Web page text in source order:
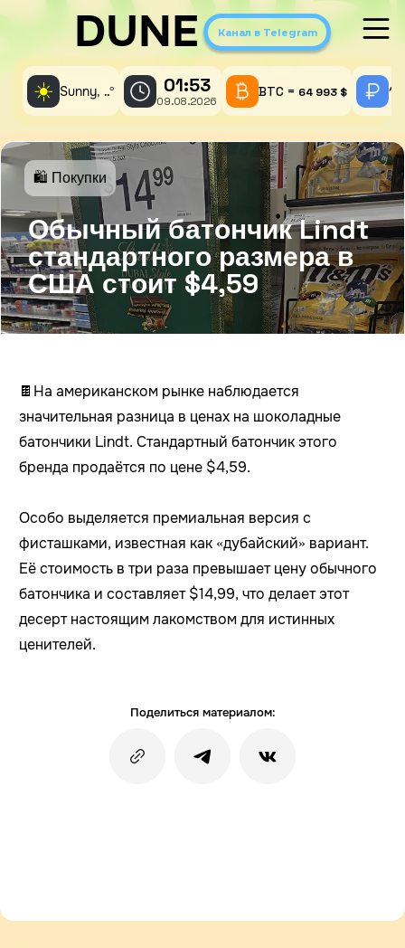
DUNE Канал в Telegram
☀️ Sunny, ..° 01:53
09.08.2026
BTC = 64 993 $ 1
Обычный батончик Lindt
стандартного размера в
США стоит $4,59
🛍 Покупки
🍫На американском рынке наблюдается
значительная разница в ценах на шоколадные
батончики Lindt. Стандартный батончик этого
бренда продаётся по цене $4,59.
Особо выделяется премиальная версия с
фисташками, известная как «дубайский» вариант.
Её стоимость в три раза превышает цену обычного
батончика и составляет $14,99, что делает этот
десерт настоящим лакомством для истинных
ценителей.
Поделиться материалом: